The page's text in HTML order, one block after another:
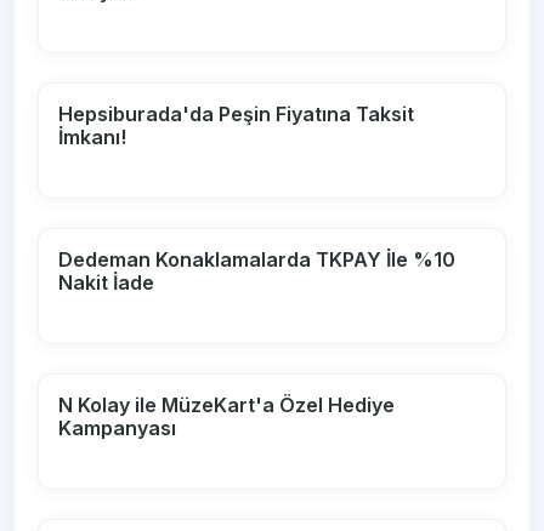
Hepsiburada'da Peşin Fiyatına Taksit
İmkanı!
Dedeman Konaklamalarda TKPAY İle %10
Nakit İade
N Kolay ile MüzeKart'a Özel Hediye
Kampanyası